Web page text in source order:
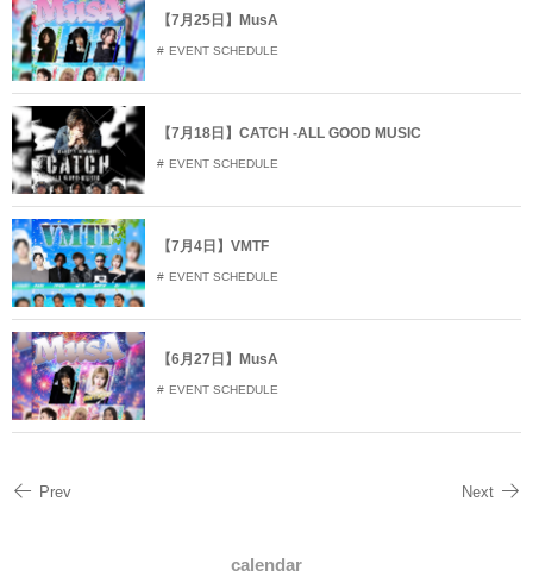
開
き
ま
す
)
新
し
い
ウ
ィ
ン
ド
ウ
で
開
き
ま
す
)
開
き
す
【7月25日】MusA
EVENT SCHEDULE
【7月18日】CATCH -ALL GOOD MUSIC
EVENT SCHEDULE
【7月4日】VMTF
EVENT SCHEDULE
【6月27日】MusA
EVENT SCHEDULE
Prev Next
calendar